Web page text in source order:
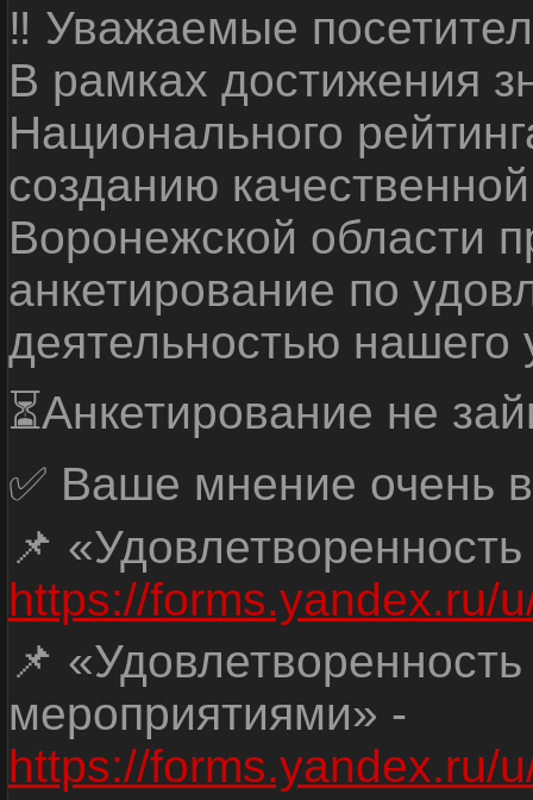
‼ Уважаемые
В рамках достижения
Национального
созданию
Воронежской области
анкетирование по
деятельностью нашего
⏳Анкетирование не
✅ Ваше мнение очень
📌
https://forms.yandex.ru/
📌
мероприятиями» -
https://forms.yandex.ru/